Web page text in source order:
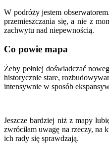
W podróży jestem
przemieszczania się, a nie z
zachwytu nad niepewnością.
Co powie mapa
Żeby pełniej doświadczać
historycznie stare,
intensywnie w sposób
Jeszcze bardziej niż z mapy
zwróciłam uwagę na rzeczy, na
ich rady się sprawdzają.